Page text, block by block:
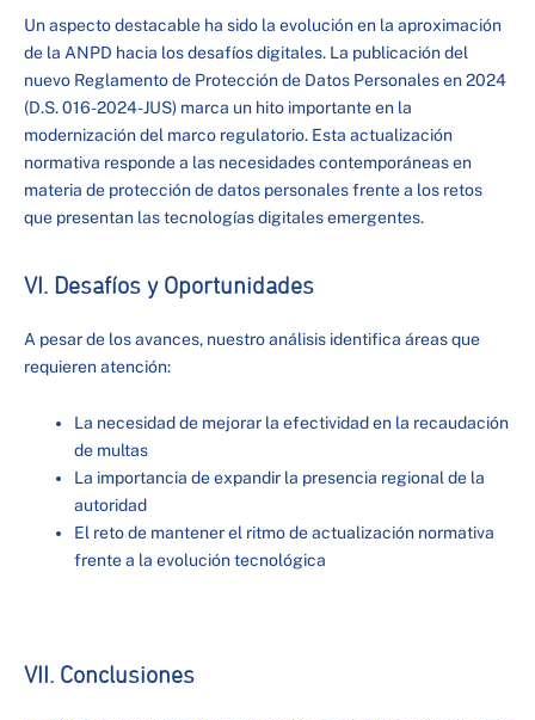
Un aspecto destacable ha sido la evolución en la aproximación
de la ANPD hacia los desafíos digitales. La publicación del
nuevo Reglamento de Protección de Datos Personales en 2024
(D.S. 016-2024-JUS) marca un hito importante en la
modernización del marco regulatorio. Esta actualización
normativa responde a las necesidades contemporáneas en
materia de protección de datos personales frente a los retos
que presentan las tecnologías digitales emergentes.
VI. Desafíos y Oportunidades
A pesar de los avances, nuestro análisis identifica áreas que
requieren atención:
La necesidad de mejorar la efectividad en la recaudación
de multas
La importancia de expandir la presencia regional de la
autoridad
El reto de mantener el ritmo de actualización normativa
frente a la evolución tecnológica
VII. Conclusiones